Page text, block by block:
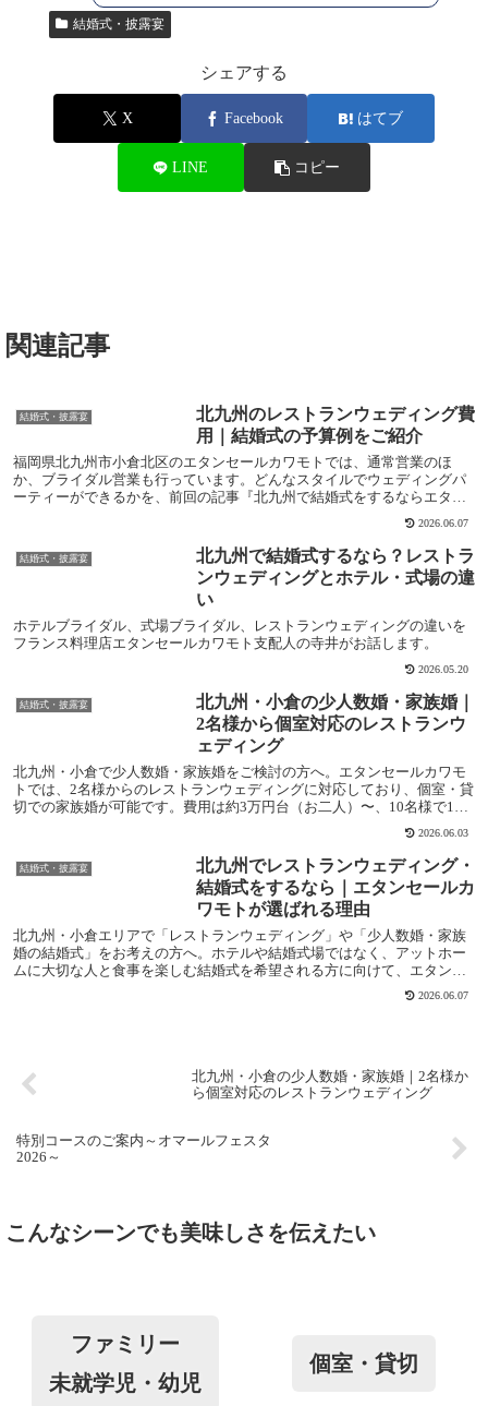
結婚式・披露宴
シェアする
X Facebook はてブ
LINE コピー
関連記事
結婚式・披露宴
北九州のレストランウェディング費
用｜結婚式の予算例をご紹介
福岡県北九州市小倉北区のエタンセールカワモトでは、通常営業のほ
か、ブライダル営業も行っています。どんなスタイルでウェディングパ
ーティーができるかを、前回の記事『北九州で結婚式をするならエタン
2026.06.07
結婚式・披露宴
北九州で結婚式するなら？レストラ
ンウェディングとホテル・式場の違
い
ホテルブライダル、式場ブライダル、レストランウェディングの違いを
フランス料理店エタンセールカワモト支配人の寺井がお話します。
2026.05.20
結婚式・披露宴
北九州・小倉の少人数婚・家族婚｜
2名様から個室対応のレストランウ
ェディング
北九州・小倉で少人数婚・家族婚をご検討の方へ。エタンセールカワモ
トでは、2名様からのレストランウェディングに対応しており、個室・貸
切での家族婚が可能です。費用は約3万円台（お二人）〜、10名様で16
2026.06.03
結婚式・披露宴
北九州でレストランウェディング・
結婚式をするなら｜エタンセールカ
ワモトが選ばれる理由
北九州・小倉エリアで「レストランウェディング」や「少人数婚・家族
婚の結婚式」をお考えの方へ。ホテルや結婚式場ではなく、アットホー
ムに大切な人と食事を楽しむ結婚式を希望される方に向けて、エタンセ
2026.06.07
北九州・小倉の少人数婚・家族婚｜2名様か
ら個室対応のレストランウェディング
特別コースのご案内～オマールフェスタ
2026～
こんなシーンでも美味しさを伝えたい
ファミリー
未就学児・幼児
個室・貸切